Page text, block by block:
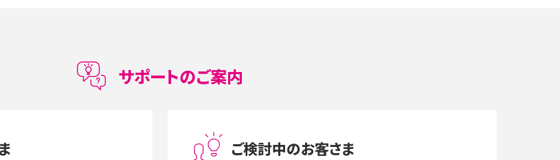
メリットを詳しく紹介サポートのご案内
ご検討中のお客さま